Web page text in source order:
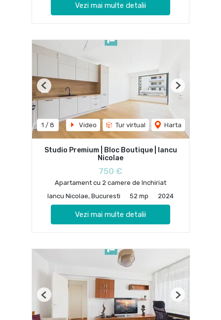
Vezi mai multe detalii
1 / 8 Video Tur virtual Harta
Previous Next
Studio Premium | Bloc Boutique | Iancu
Nicolae
750 €
Apartament cu 2 camere de închiriat
Iancu Nicolae, Bucuresti
52 mp 2024
Vezi mai multe detalii
Previous Next